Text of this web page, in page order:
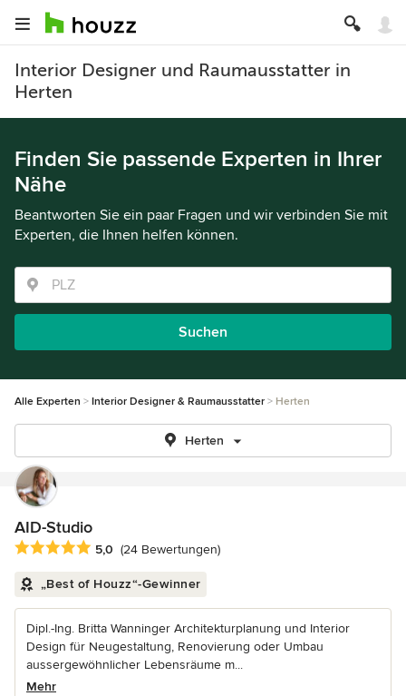
Interior Designer und Raumausstatter in
Herten
Finden Sie passende Experten in Ihrer
Nähe
Beantworten Sie ein paar Fragen und wir verbinden Sie mit
Experten, die Ihnen helfen können.
Suchen
Alle Experten Interior Designer & Raumausstatter Herten
Herten
AID-Studio
Durchschnittliche Bewertung: 5 von 5 Sternen
5,0 (24 Bewertungen)
„Best of Houzz“-Gewinner
Dipl.-Ing. Britta Wanninger Architekturplanung und Interior
Design für Neugestaltung, Renovierung oder Umbau
aussergewöhnlicher Lebensräume m...
Mehr